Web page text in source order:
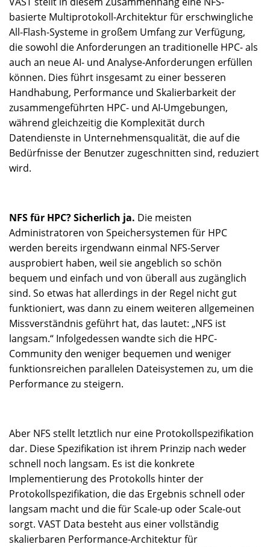
basierte Multiprotokoll-Architektur für erschwingliche
All-Flash-Systeme in großem Umfang zur Verfügung,
die sowohl die Anforderungen an traditionelle HPC- als
auch an neue AI- und Analyse-Anforderungen erfüllen
können. Dies führt insgesamt zu einer besseren
Handhabung, Performance und Skalierbarkeit der
zusammengeführten HPC- und AI-Umgebungen,
während gleichzeitig die Komplexität durch
Datendienste in Unternehmensqualität, die auf die
Bedürfnisse der Benutzer zugeschnitten sind, reduziert
wird.
NFS für HPC? Sicherlich ja. Die meisten
Administratoren von Speichersystemen für HPC
werden bereits irgendwann einmal NFS-Server
ausprobiert haben, weil sie angeblich so schön
bequem und einfach und von überall aus zugänglich
sind. So etwas hat allerdings in der Regel nicht gut
funktioniert, was dann zu einem weiteren allgemeinen
Missverständnis geführt hat, das lautet: „NFS ist
langsam.“ Infolgedessen wandte sich die HPC-
Community den weniger bequemen und weniger
funktionsreichen parallelen Dateisystemen zu, um die
Performance zu steigern.
Aber NFS stellt letztlich nur eine Protokollspezifikation
dar. Diese Spezifikation ist ihrem Prinzip nach weder
schnell noch langsam. Es ist die konkrete
Implementierung des Protokolls hinter der
Protokollspezifikation, die das Ergebnis schnell oder
langsam macht und die für Scale-up oder Scale-out
sorgt. VAST Data besteht aus einer vollständig
skalierbaren Performance-Architektur für